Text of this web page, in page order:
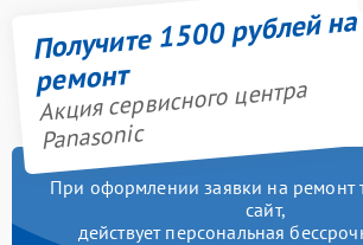
Получите 1500 рублей на
ремонт
Акция сервисного центра
Panasonic
При оформлении заявки на ремонт
сайт,
действует персональная